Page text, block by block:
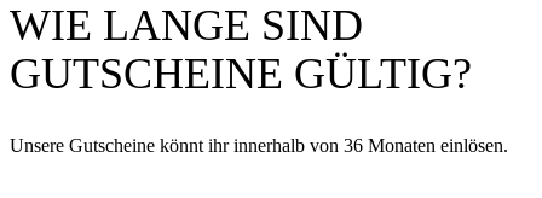
WIE LANGE SIND
GUTSCHEINE GÜLTIG?
Unsere Gutscheine könnt ihr innerhalb von 36 Monaten einlösen.